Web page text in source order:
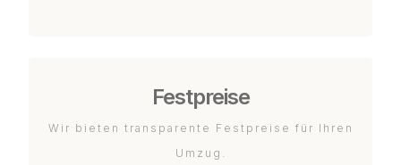
Festpreise
Wir bieten transparente Festpreise für Ihren
Umzug.